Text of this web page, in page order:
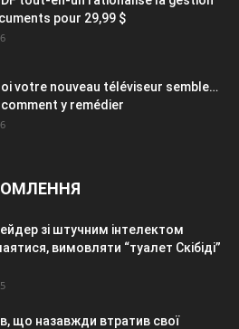
pour 29,99 $
votre nouveau téléviseur semble…
y remédier
зі штучним інтелектом
вимовляти “туалет Скібіді”
що назавжди втратив свої